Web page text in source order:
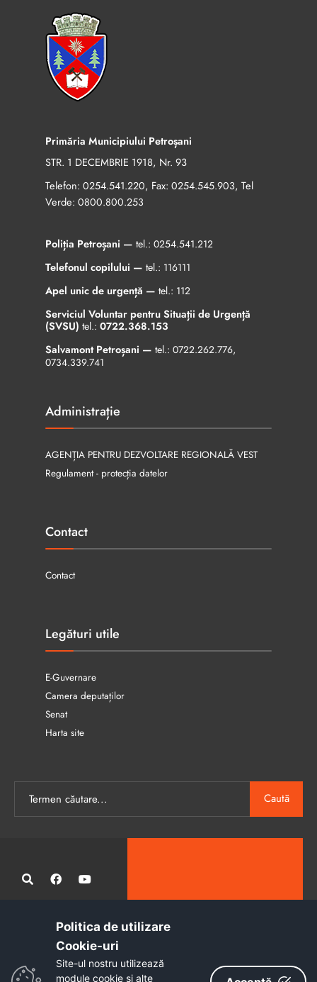
Primăria Municipiului Petroșani
STR. 1 DECEMBRIE 1918, Nr. 93
Telefon: 0254.541.220, Fax: 0254.545.903, Tel
Verde: 0800.800.253
Poliția Petroșani — tel.: 0254.541.212
Telefonul copilului — tel.: 116111
Apel unic de urgență — tel.: 112
Serviciul Voluntar pentru Situații de Urgență
(SVSU) tel.: 0722.368.153
Salvamont Petroșani — tel.: 0722.262.776,
0734.339.741
Administrație
AGENȚIA PENTRU DEZVOLTARE REGIONALĂ VEST
Regulament - protecția datelor
Contact
Contact
Legături utile
E-Guvernare
Camera deputaților
Senat
Harta site
Caută
Administrația publică locală informatizată, calitativă și accesibilă
Copyright © 2026 - Primăria Municipiului Petroșani
Politica de utilizare
Cookie-uri‎
Site-ul nostru utilizează
module cookie și alte